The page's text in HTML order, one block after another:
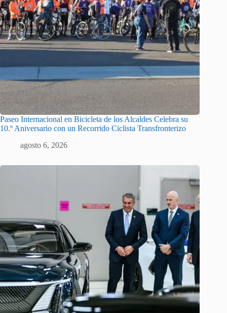
Paseo Internacional en Bicicleta de los Alcaldes Celebra su
10.º Aniversario con un Recorrido Ciclista Transfronterizo
agosto 6, 2026